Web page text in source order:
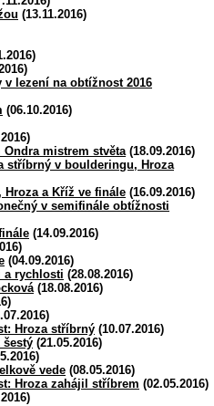
(13.11.2016)
lezení na obtížnost 2016
(06.10.2016)
mistrem stvěta(18.09.2016)
stříbrný v boulderingu, Hroza
Hroza a Kříž ve finále (16.09.2016)
v semifinále obtížnosti
(14.09.2016)
(04.09.2016)
a rychlosti (28.08.2016)
(18.08.2016)
Hroza stříbrný (10.07.2016)
šestý (21.05.2016)
vede (08.05.2016)
Hroza zahájil stříbrem (02.05.2016)